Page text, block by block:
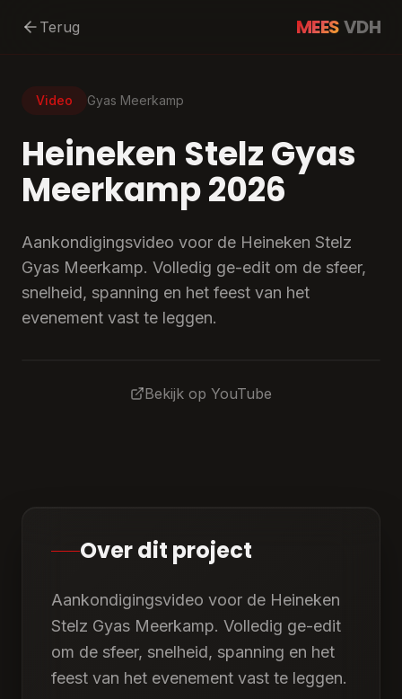
Terug MEESVDH
Video Gyas Meerkamp
Heineken Stelz Gyas
Meerkamp 2026
Aankondigingsvideo voor de Heineken Stelz
Gyas Meerkamp. Volledig ge-edit om de sfeer,
snelheid, spanning en het feest van het
evenement vast te leggen.
Bekijk op YouTube
Over dit project
Aankondigingsvideo voor de Heineken
Stelz Gyas Meerkamp. Volledig ge-edit
om de sfeer, snelheid, spanning en het
feest van het evenement vast te leggen.